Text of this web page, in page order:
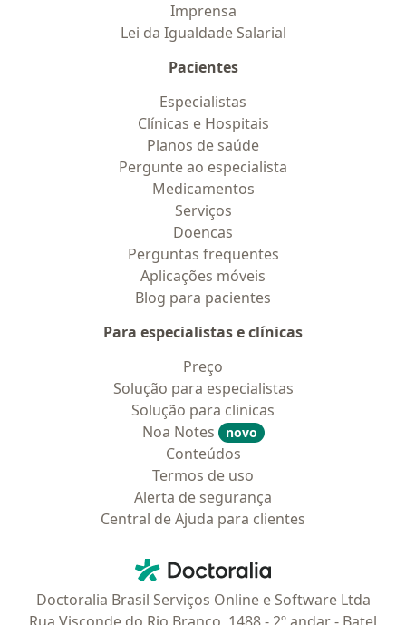
Imprensa
Lei da Igualdade Salarial
Pacientes
Especialistas
Clínicas e Hospitais
Planos de saúde
Pergunte ao especialista
Medicamentos
Serviços
Doencas
Perguntas frequentes
Aplicações móveis
Blog para pacientes
Para especialistas e clínicas
Preço
Solução para especialistas
Solução para clinicas
Noa Notes
novo
Conteúdos
Termos de uso
Alerta de segurança
Central de Ajuda para clientes
Doctoralia - Homepage
Doctoralia Brasil Serviços Online e Software Ltda